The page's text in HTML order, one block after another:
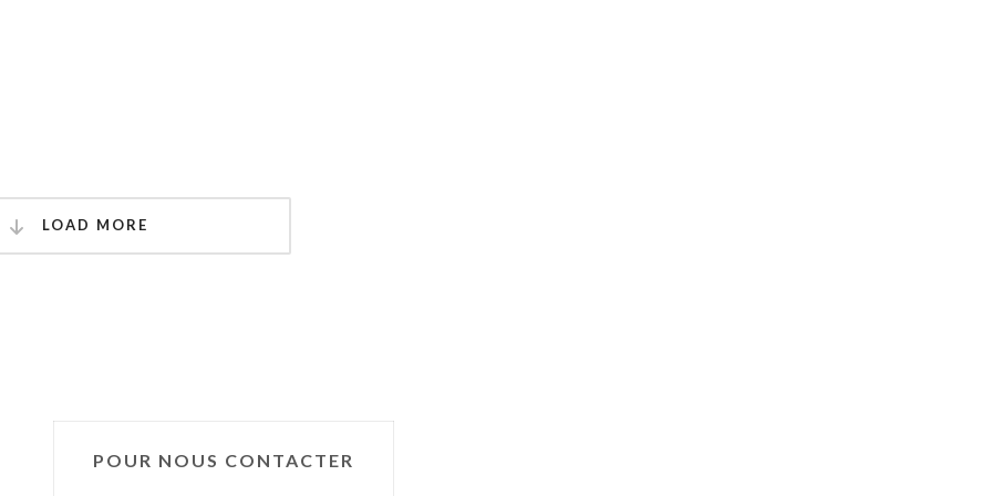
LOAD MORE
POUR NOUS CONTACTER